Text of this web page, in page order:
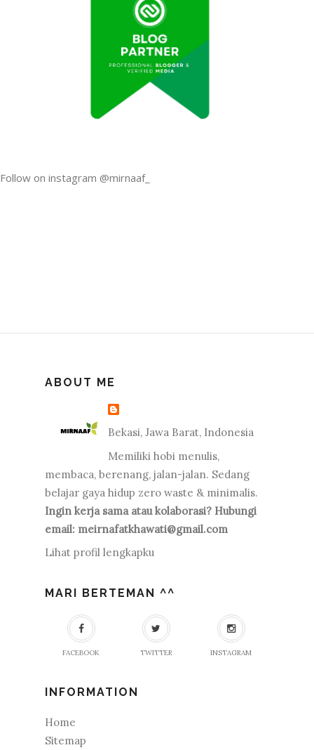
Follow on instagram @mirnaaf_
ABOUT ME
Bekasi, Jawa Barat, Indonesia
Memiliki hobi menulis,
membaca, berenang, jalan-jalan. Sedang
belajar gaya hidup zero waste & minimalis.
Ingin kerja sama atau kolaborasi? Hubungi
email: meirnafatkhawati@gmail.com
Lihat profil lengkapku
MARI BERTEMAN ^^
FACEBOOK TWITTER INSTAGRAM
INFORMATION
Home
Sitemap